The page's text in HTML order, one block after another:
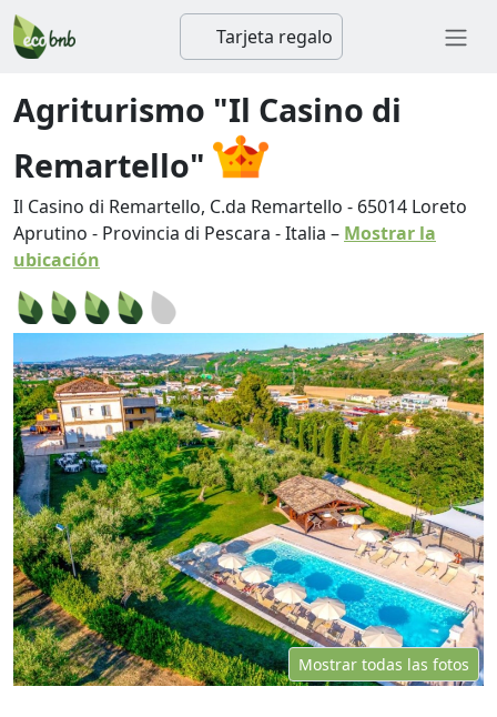
Tarjeta regalo
Agriturismo "Il Casino di
Remartello"
Il Casino di Remartello, C.da Remartello - 65014 Loreto
Aprutino - Provincia di Pescara -Italia – Mostrar la
ubicación
Mostrar todas las fotos